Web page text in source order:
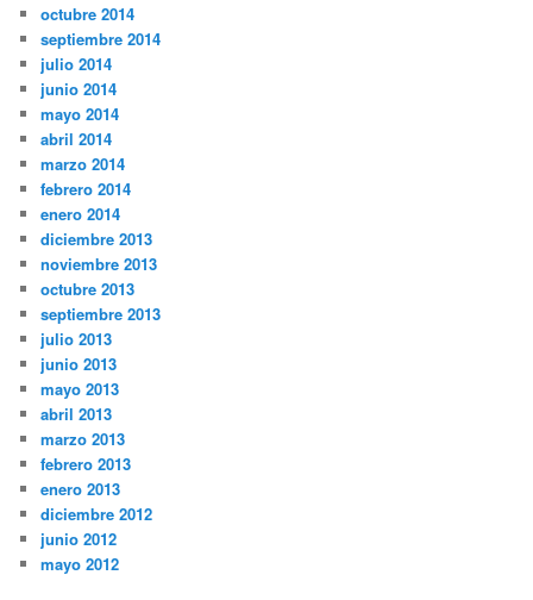
octubre 2014
septiembre 2014
julio 2014
junio 2014
mayo 2014
abril 2014
marzo 2014
febrero 2014
enero 2014
diciembre 2013
noviembre 2013
octubre 2013
septiembre 2013
julio 2013
junio 2013
mayo 2013
abril 2013
marzo 2013
febrero 2013
enero 2013
diciembre 2012
junio 2012
mayo 2012